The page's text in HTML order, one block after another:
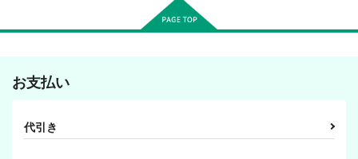
お支払い
代引き